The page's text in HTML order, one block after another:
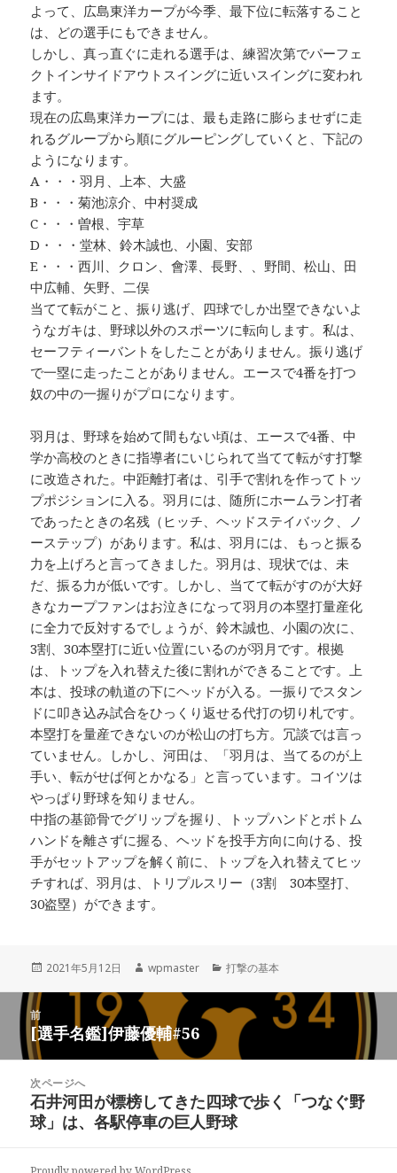
よって、広島東洋カープが今季、最下位に転落すること
は、どの選手にもできません。
しかし、真っ直ぐに走れる選手は、練習次第でパーフェ
クトインサイドアウトスイングに近いスイングに変われ
ます。
現在の広島東洋カープには、最も走路に膨らませずに走
れるグループから順にグルーピングしていくと、下記の
ようになります。
A・・・羽月、上本、大盛
B・・・菊池涼介、中村奨成
C・・・曽根、宇草
D・・・堂林、鈴木誠也、小園、安部
E・・・西川、クロン、會澤、長野、、野間、松山、田
中広輔、矢野、二俣
当てて転がこと、振り逃げ、四球でしか出塁できないよ
うなガキは、野球以外のスポーツに転向します。私は、
セーフティーバントをしたことがありません。振り逃げ
で一塁に走ったことがありません。エースで4番を打つ
奴の中の一握りがプロになります。
羽月は、野球を始めて間もない頃は、エースで4番、中
学か高校のときに指導者にいじられて当てて転がす打撃
に改造された。中距離打者は、引手で割れを作ってトッ
プポジションに入る。羽月には、随所にホームラン打者
であったときの名残（ヒッチ、ヘッドステイバック、ノ
ーステップ）があります。私は、羽月には、もっと振る
力を上げろと言ってきました。羽月は、現状では、未
だ、振る力が低いです。しかし、当てて転がすのが大好
きなカープファンはお泣きになって羽月の本塁打量産化
に全力で反対するでしょうが、鈴木誠也、小園の次に、
3割、30本塁打に近い位置にいるのが羽月です。根拠
は、トップを入れ替えた後に割れができることです。上
本は、投球の軌道の下にヘッドが入る。一振りでスタン
ドに叩き込み試合をひっくり返せる代打の切り札です。
本塁打を量産できないのが松山の打ち方。冗談では言っ
ていません。しかし、河田は、「羽月は、当てるのが上
手い、転がせば何とかなる」と言っています。コイツは
やっぱり野球を知りません。
中指の基節骨でグリップを握り、トップハンドとボトム
ハンドを離さずに握る、ヘッドを投手方向に向ける、投
手がセットアップを解く前に、トップを入れ替えてヒッ
チすれば、羽月は、トリプルスリー（3割 30本塁打、
30盗塁）ができます。
投
2021年5月12日
作
wpmaster
カ
リ
打撃の基本
前
前
の
投
稿:
[選手名鑑]伊藤優輔#56
次ページへ
次
の
稿:
石井河田が標榜してきた四球で歩く「つなぐ野
球」は、各駅停車の巨人野球